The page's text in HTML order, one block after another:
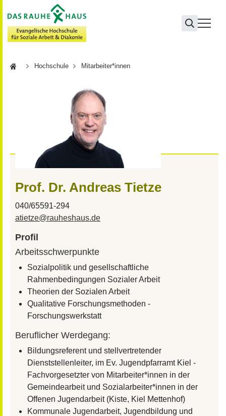
HochschuleHochschule Mitarbeiter*innen
Prof. Dr. Andreas Tietze
040/65591-294
atietze@rauheshaus.de
Profil
Arbeitsschwerpunkte
Sozialpolitik und gesellschaftliche
Rahmenbedingungen Sozialer Arbeit
Theorien der Sozialen Arbeit
Qualitative Forschungsmethoden -
Forschungswerkstatt
Beruflicher Werdegang:
Bildungsreferent und stellvertretender
Dienststellenleiter, im Ev. Jugendpfarramt Kiel -
Fachvorgesetzter von Mitarbeiter*innen in der
Gemeindearbeit und Sozialarbeiter*innen in der
Offenen Jugendarbeit (Kiste, Kiel Mettenhof)
Kommunale Jugendarbeit, Jugendbildung und